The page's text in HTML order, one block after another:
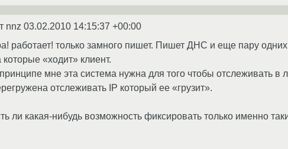
nnz 03.02.2010 14:15:37 +00:00
работает! только замного пишет. Пишет ДНС и еще пару
которые «ходит» клиент.
мне эта система нужна для того чтобы отслеживать в
отслеживать IP который ее «грузит».
ли какая-нибудь возможность фиксировать только именно